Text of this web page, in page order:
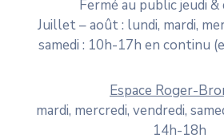
Fermé au public jeudi &
Juillet – août : lundi, mardi,
samedi : 10h-17h en continu
Espace Roger-
mardi, mercredi, vendredi,
14h-18h